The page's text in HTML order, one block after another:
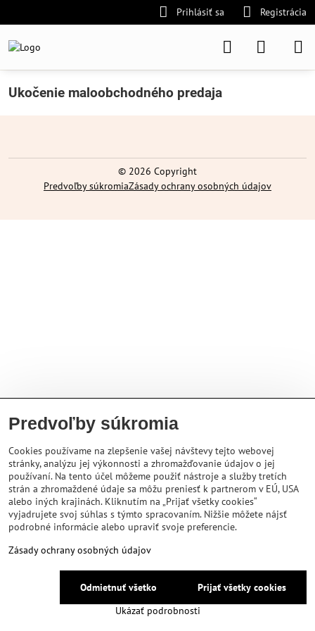
Prihlásiť sa Registrácia
Ukočenie maloobchodného predaja
© 2026 Copyright
Predvoľby súkromiaZásady ochrany osobných údajov
Predvoľby súkromia
Cookies používame na zlepšenie vašej návštevy tejto webovej
stránky, analýzu jej výkonnosti a zhromažďovanie údajov o jej
používaní. Na tento účel môžeme použiť nástroje a služby tretích
strán a zhromaždené údaje sa môžu preniesť k partnerom v EÚ, USA
alebo iných krajinách. Kliknutím na „Prijať všetky cookies“
vyjadrujete svoj súhlas s týmto spracovaním. Nižšie môžete nájsť
podrobné informácie alebo upraviť svoje preferencie.
Zásady ochrany osobných údajov
Ukázať podrobnosti
Prijať všetky cookies
Odmietnuť všetko